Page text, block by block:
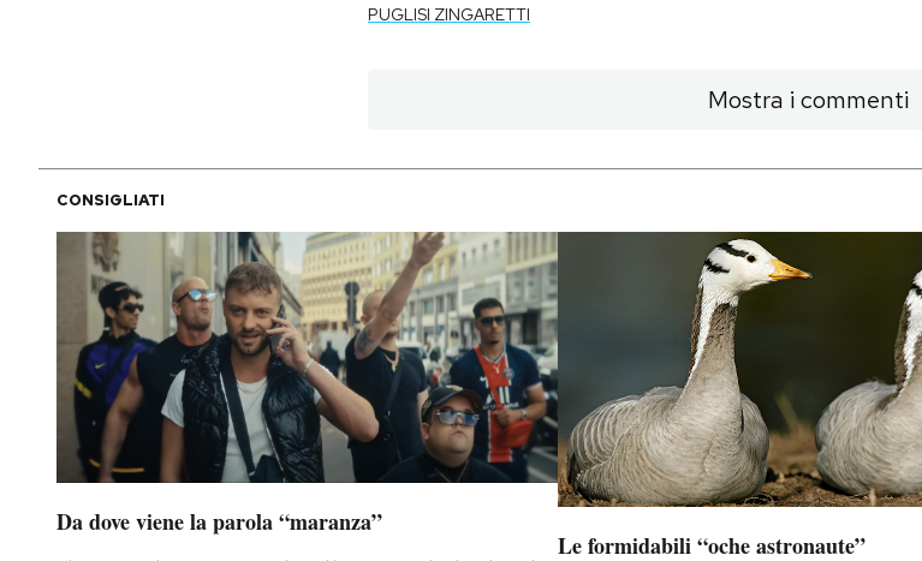
PUGLISI ZINGARETTI
Mostra i commenti
CONSIGLIATI
Da dove viene la parola “maranza”
Le formidabili “oche astronaute”